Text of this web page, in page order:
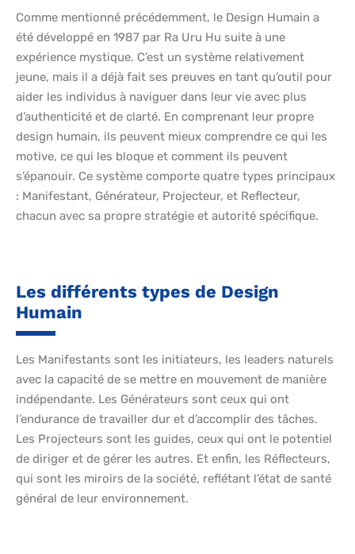
Comme mentionné précédemment, le Design Humain a
été développé en 1987 par Ra Uru Hu suite à une
expérience mystique. C’est un système relativement
jeune, mais il a déjà fait ses preuves en tant qu’outil pour
aider les individus à naviguer dans leur vie avec plus
d’authenticité et de clarté. En comprenant leur propre
design humain, ils peuvent mieux comprendre ce qui les
motive, ce qui les bloque et comment ils peuvent
s’épanouir. Ce système comporte quatre types principaux
: Manifestant, Générateur, Projecteur, et Reflecteur,
chacun avec sa propre stratégie et autorité spécifique.
Les différents types de Design
Humain
Les Manifestants sont les initiateurs, les leaders naturels
avec la capacité de se mettre en mouvement de manière
indépendante. Les Générateurs sont ceux qui ont
l’endurance de travailler dur et d’accomplir des tâches.
Les Projecteurs sont les guides, ceux qui ont le potentiel
de diriger et de gérer les autres. Et enfin, les Réflecteurs,
qui sont les miroirs de la société, reflétant l’état de santé
général de leur environnement.